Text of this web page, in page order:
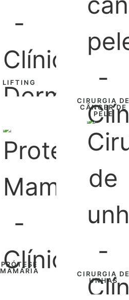
LIFTING
CIRURGIA DE
CÂNCER DE
PELE
PRÓTESE
MAMÁRIA
CIRURGIA DE
UNHAS